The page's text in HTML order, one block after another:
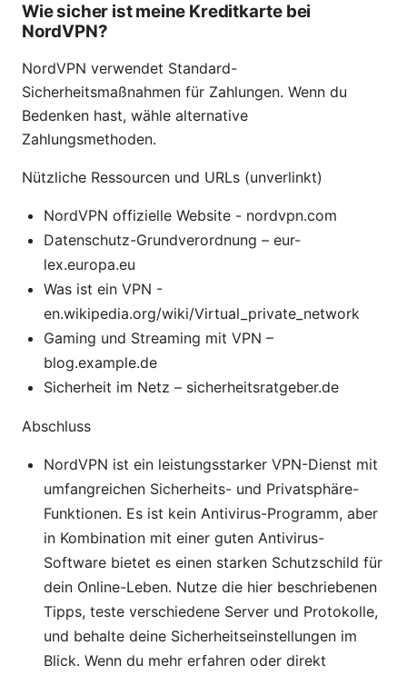
Wie sicher ist meine Kreditkarte bei
NordVPN?
NordVPN verwendet Standard-
Sicherheitsmaßnahmen für Zahlungen. Wenn du
Bedenken hast, wähle alternative
Zahlungsmethoden.
Nützliche Ressourcen und URLs (unverlinkt)
NordVPN offizielle Website - nordvpn.com
Datenschutz-Grundverordnung – eur-
lex.europa.eu
Was ist ein VPN -
en.wikipedia.org/wiki/Virtual_private_network
Gaming und Streaming mit VPN –
blog.example.de
Sicherheit im Netz – sicherheitsratgeber.de
Abschluss
NordVPN ist ein leistungsstarker VPN-Dienst mit
umfangreichen Sicherheits- und Privatsphäre-
Funktionen. Es ist kein Antivirus-Programm, aber
in Kombination mit einer guten Antivirus-
Software bietet es einen starken Schutzschild für
dein Online-Leben. Nutze die hier beschriebenen
Tipps, teste verschiedene Server und Protokolle,
und behalte deine Sicherheitseinstellungen im
Blick. Wenn du mehr erfahren oder direkt